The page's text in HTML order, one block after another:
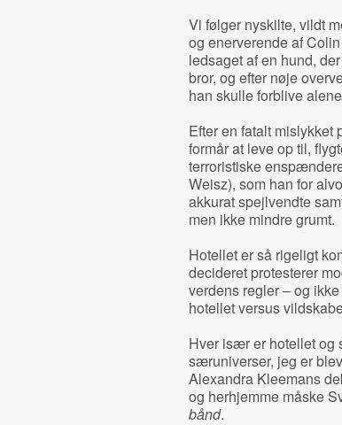
Vi følger nyskilte, vildt
og enerverende af
ledsaget af en hund,
bror, og efter nøje
han skulle forblive
Efter en fatalt mislykket
formår at leve op til,
terroristiske
Weisz), som han for
akkurat spejlvendte
men ikke mindre grumt.
Hotellet er så rigeligt
decideret protesterer
verdens regler – og
hotellet versus
Hver især er hotellet og
særuniverser, jeg er
Alexandra Kleemans
og herhjemme måske
bånd.